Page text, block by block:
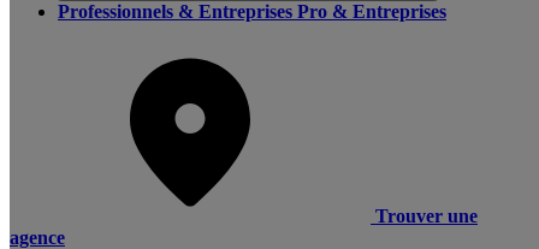
Professionnels & Entreprises Pro & Entreprises
Trouver une
agence